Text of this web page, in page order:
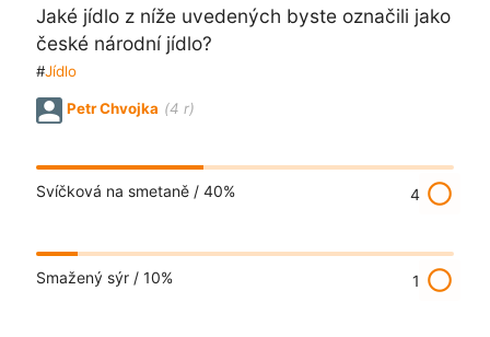
Jaké jídlo z níže uvedených byste označili jako
české národní jídlo?
#Jídlo
Petr Chvojka (4 r)
Svíčková na smetaně / 40% 4 radio_button_unchecked
Smažený sýr / 10% 1 radio_button_unchecked